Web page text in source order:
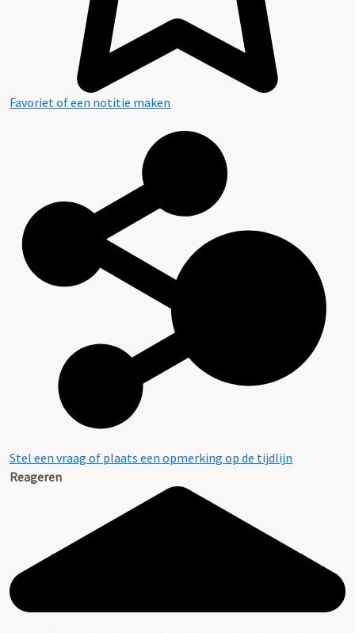
Favoriet of een notitie maken
Stel een vraag of plaats een opmerking op de tijdlijn
Reageren